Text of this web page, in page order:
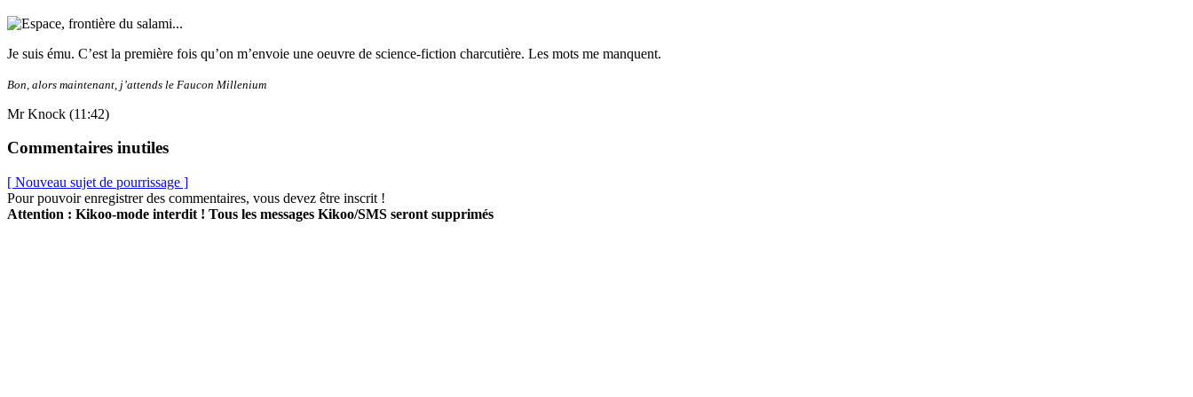
Je suis ému. C’est la première fois qu’on m’envoie une oeuvre de science-fiction charcutière. Les mots me manquent.
Bon, alors maintenant, j’attends le Faucon Millenium
Mr Knock (11:42)
Commentaires inutiles
[ Nouveau sujet de pourrissage ]
Pour pouvoir enregistrer des commentaires, vous devez être inscrit !
Attention : Kikoo-mode interdit ! Tous les messages Kikoo/SMS seront supprimés